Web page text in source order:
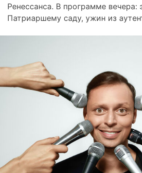
Ренессанса. В программе вечера:
Патриаршему саду, ужин из